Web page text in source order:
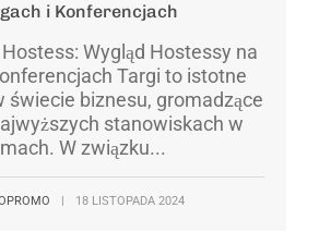
i Konferencjach
Wygląd Hostessy na
Targi to istotne
świecie biznesu, gromadzące
stanowiskach w
W związku...
18 LISTOPADA 2024